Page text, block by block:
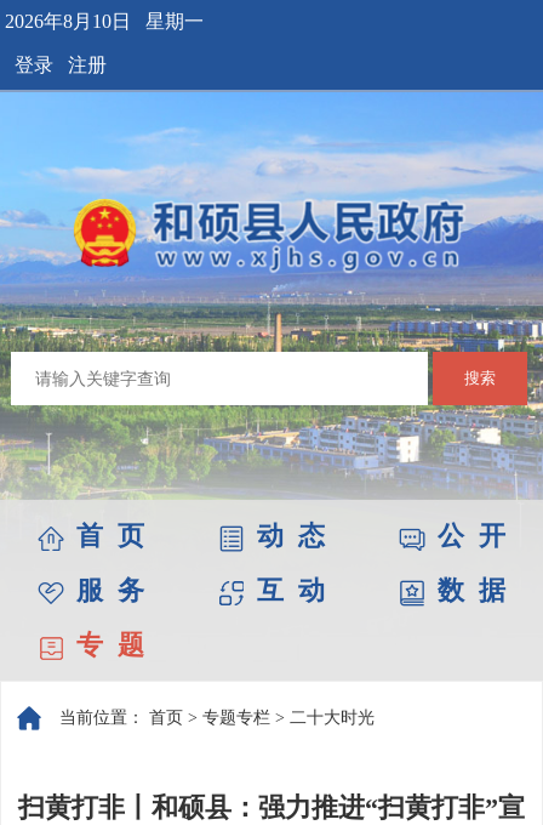
2026年8月10日 星期一
登录 注册
搜索
首 页 动 态
公 开
服 务
互 动
数 据
专 题
当前位置： 首页 > 专题专栏 > 二十大时光
扫黄打非丨和硕县：强力推进“扫黄打非”宣